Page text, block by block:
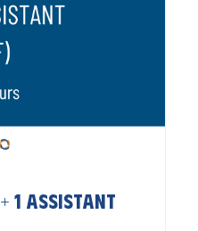
+ 1 Assistant